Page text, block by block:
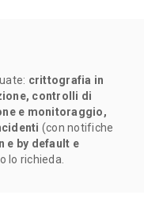
crittografia in
controlli di
e monitoraggio,
(con notifiche
e by default e
lo richieda.